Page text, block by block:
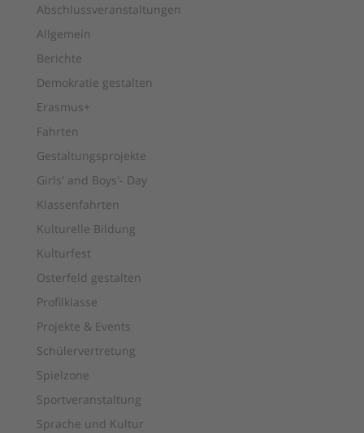
Abschlussveranstaltungen
Allgemein
Berichte
Demokratie gestalten
Erasmus+
Fahrten
Gestaltungsprojekte
Girls' and Boys'- Day
Klassenfahrten
Kulturelle Bildung
Kulturfest
Osterfeld gestalten
Profilklasse
Projekte & Events
Schülervertretung
Spielzone
Sportveranstaltung
Sprache und Kultur